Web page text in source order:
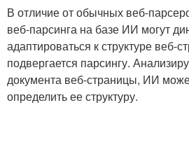
В отличие от обычных веб-
веб-парсинга на базе ИИ могут
адаптироваться к структуре веб-
подвергается парсингу.
документа веб-страницы, ИИ
определить ее структуру.